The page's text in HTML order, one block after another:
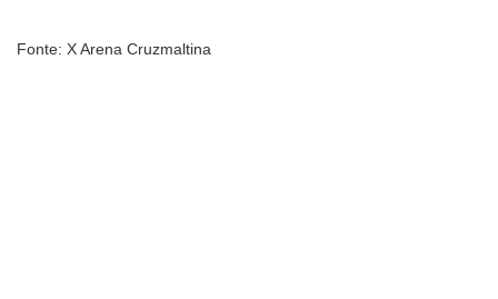
Fonte: X Arena Cruzmaltina